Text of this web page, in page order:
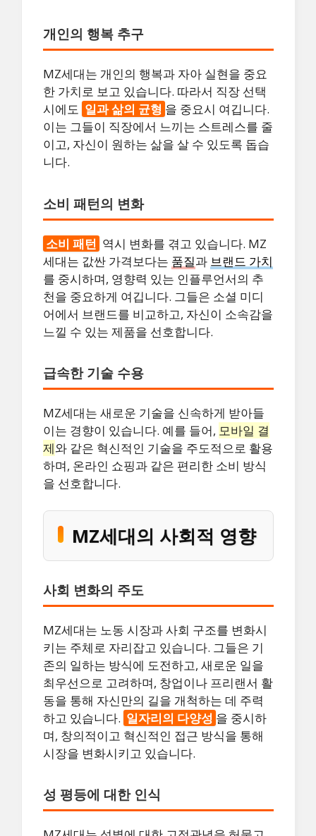
개인의 행복 추구
MZ세대는 개인의 행복과 자아 실현을 중요
한 가치로 보고 있습니다. 따라서 직장 선택
시에도 일과 삶의 균형 을 중요시 여깁니다.
이는 그들이 직장에서 느끼는 스트레스를 줄
이고, 자신이 원하는 삶을 살 수 있도록 돕습
니다.
소비 패턴의 변화
소비 패턴 역시 변화를 겪고 있습니다. MZ
세대는 값싼 가격보다는 품질과 브랜드 가치
를 중시하며, 영향력 있는 인플루언서의 추
천을 중요하게 여깁니다. 그들은 소셜 미디
어에서 브랜드를 비교하고, 자신이 소속감을
느낄 수 있는 제품을 선호합니다.
급속한 기술 수용
MZ세대는 새로운 기술을 신속하게 받아들
이는 경향이 있습니다. 예를 들어, 모바일 결
제와 같은 혁신적인 기술을 주도적으로 활용
하며, 온라인 쇼핑과 같은 편리한 소비 방식
을 선호합니다.
MZ세대의 사회적 영향
사회 변화의 주도
MZ세대는 노동 시장과 사회 구조를 변화시
키는 주체로 자리잡고 있습니다. 그들은 기
존의 일하는 방식에 도전하고, 새로운 일을
최우선으로 고려하며, 창업이나 프리랜서 활
동을 통해 자신만의 길을 개척하는 데 주력
하고 있습니다. 일자리의 다양성 을 중시하
며, 창의적이고 혁신적인 접근 방식을 통해
시장을 변화시키고 있습니다.
성 평등에 대한 인식